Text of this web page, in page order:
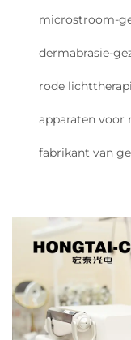
microstroom-
dermabrasie-
rode
apparaten voor
fabrikant van